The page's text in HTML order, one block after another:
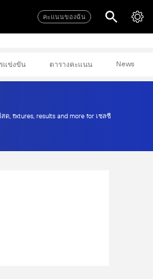
คะแนนของฉัน
แข่งขัน ตารางคะแนน News
, fixtures, results and more for เชลซี